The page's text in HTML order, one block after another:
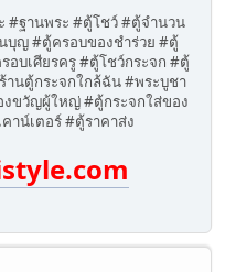
#ฐานพระ #ตู้โชว์ #ตู้จำนวน
บุญ #ตู้ครอบของชำร่วย #ตู้
อบเศียรครู #ตู้โชว์กระจก #ตู้
านตู้กระจกใกล้ฉัน #พระบูชา
ขวัญผู้ใหญ่ #ตู้กระจกใส่ของ
าน์เตอร์ #ตู้ราคาส่ง